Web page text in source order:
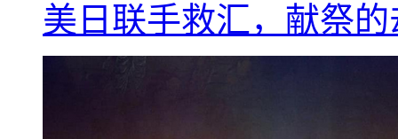
美日联手救汇，献祭